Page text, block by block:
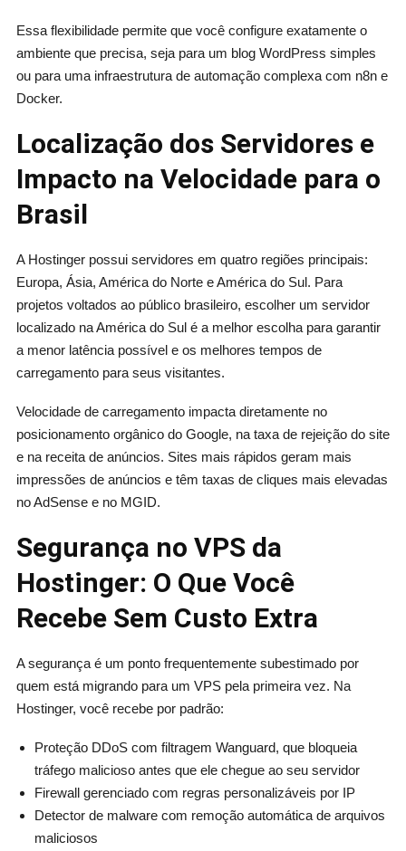
Essa flexibilidade permite que você configure exatamente o
ambiente que precisa, seja para um blog WordPress simples
ou para uma infraestrutura de automação complexa com n8n e
Docker.
Localização dos Servidores e
Impacto na Velocidade para o
Brasil
A Hostinger possui servidores em quatro regiões principais:
Europa, Ásia, América do Norte e América do Sul. Para
projetos voltados ao público brasileiro, escolher um servidor
localizado na América do Sul é a melhor escolha para garantir
a menor latência possível e os melhores tempos de
carregamento para seus visitantes.
Velocidade de carregamento impacta diretamente no
posicionamento orgânico do Google, na taxa de rejeição do site
e na receita de anúncios. Sites mais rápidos geram mais
impressões de anúncios e têm taxas de cliques mais elevadas
no AdSense e no MGID.
Segurança no VPS da
Hostinger: O Que Você
Recebe Sem Custo Extra
A segurança é um ponto frequentemente subestimado por
quem está migrando para um VPS pela primeira vez. Na
Hostinger, você recebe por padrão:
Proteção DDoS com filtragem Wanguard, que bloqueia
tráfego malicioso antes que ele chegue ao seu servidor
Firewall gerenciado com regras personalizáveis por IP
Detector de malware com remoção automática de arquivos
maliciosos